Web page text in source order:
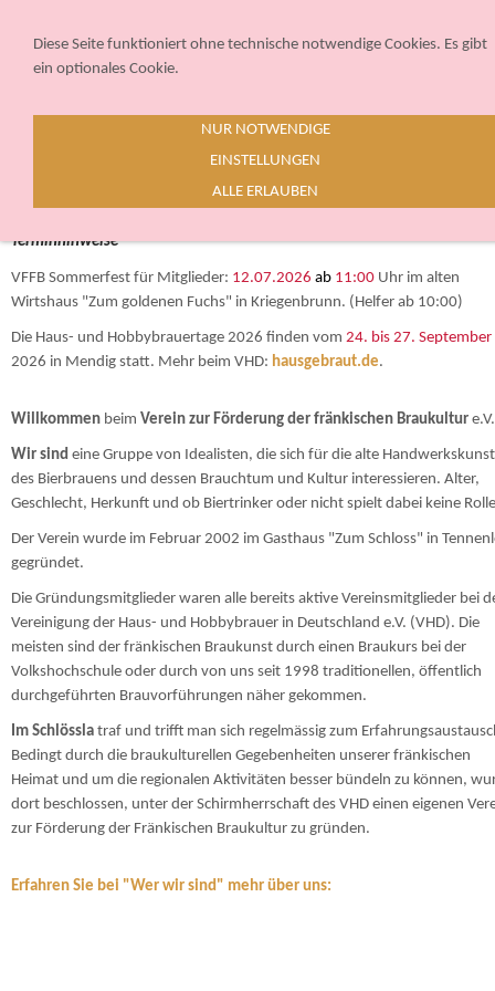
Geräte optimiert wurde.
Hinweis nicht mehr anzeigen
Terminhinweise
VFFB Sommerfest für Mitglieder: 12.07.2026 ab 11:00 Uhr im alten
Wirtshaus "Zum goldenen Fuchs" in Kriegenbrunn. (Helfer ab 10:00)
Die Haus- und Hobbybrauertage 2026 finden vom 24. bis 27. September
2026 in Mendig statt. Mehr beim VHD: hausgebraut.de.
Willkommen beim Verein zur Förderung der fränkischen Braukultur e.V.
Wir sind eine Gruppe von Idealisten, die sich für die alte Handwerkskunst
des Bierbrauens und dessen Brauchtum und Kultur interessieren. Alter,
Geschlecht, Herkunft und ob Biertrinker oder nicht spielt dabei keine
Der Verein wurde im Februar 2002 im Gasthaus "Zum Schloss" in
gegründet.
Die Gründungsmitglieder waren alle bereits aktive Vereinsmitglieder bei
Vereinigung der Haus- und Hobbybrauer in Deutschland e.V. (VHD). Die
meisten sind der fränkischen Braukunst durch einen Braukurs bei der
Volkshochschule oder durch von uns seit 1998 traditionellen, öffentlich
durchgeführten Brauvorführungen näher gekommen.
Im Schlössla traf und trifft man sich regelmässig zum
Bedingt durch die braukulturellen Gegebenheiten unserer fränkischen
Heimat und um die regionalen Aktivitäten besser bündeln zu können,
dort beschlossen, unter der Schirmherrschaft des VHD einen eigenen
zur Förderung der Fränkischen Braukultur zu gründen.
Erfahren Sie bei "Wer wir sind" mehr über uns:
Diese Seite funktioniert ohne technische notwendige Cookies. Es gibt
ein optionales Cookie.
NUR NOTWENDIGE
EINSTELLUNGEN
ALLE ERLAUBEN